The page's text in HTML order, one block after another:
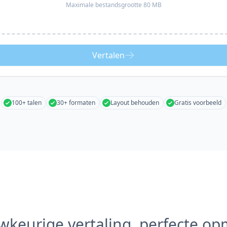
Maximale bestandsgrootte 80 MB
Vertalen
100+ talen 30+ formaten Layout behouden Gratis voorbeeld